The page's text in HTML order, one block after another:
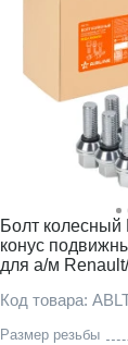
Болт колесный
конус
для а/м
Код товара:
Размер резьбы